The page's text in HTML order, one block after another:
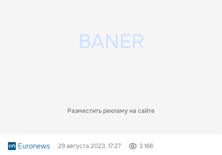
Разместить рекламу на сайте
Euronews 29 августа 2023, 17:27 3 166